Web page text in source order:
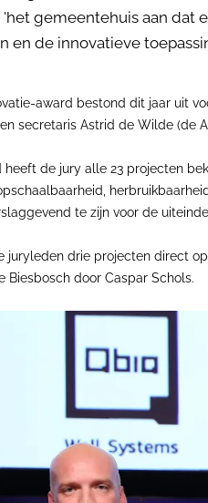
gemeentehuis aan dat
en de innovatieve
award bestond dit jaar uit
secretaris Astrid de Wilde (de
de jury alle 23 projecten
te zijn voor de
juryleden drie projecten direct
Biesbosch door Caspar Schols.